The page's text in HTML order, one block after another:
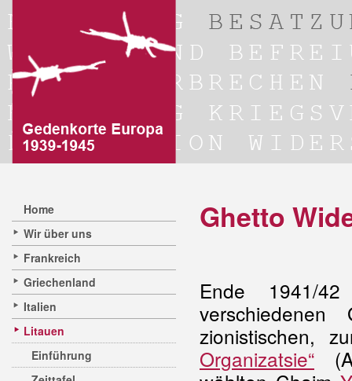
Home
Wir über uns
Frankreich
Griechenland
Italien
Litauen
Einführung
Ghetto
Ende 1941/
zionistischen,
Organizatsie“